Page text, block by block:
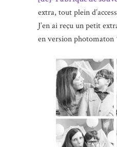
extra, tout plein
J’en ai reçu un petit
en version photomaton